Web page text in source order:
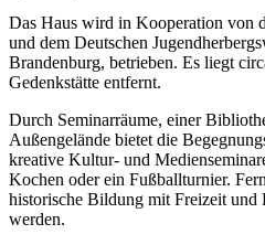
Das Haus wird in Kooperation von
und dem Deutschen
Brandenburg, betrieben. Es liegt
Gedenkstätte entfernt.
Durch Seminarräume, einer
Außengelände bietet die
kreative Kultur- und
Kochen oder ein Fußballturnier.
historische Bildung mit Freizeit und
werden.